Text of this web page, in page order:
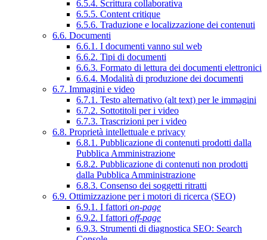
6.5.4. Scrittura collaborativa
6.5.5. Content critique
6.5.6. Traduzione e localizzazione dei contenuti
6.6. Documenti
6.6.1. I documenti vanno sul web
6.6.2. Tipi di documenti
6.6.3. Formato di lettura dei documenti elettronici
6.6.4. Modalità di produzione dei documenti
6.7. Immagini e video
6.7.1. Testo alternativo (alt text) per le immagini
6.7.2. Sottotitoli per i video
6.7.3. Trascrizioni per i video
6.8. Proprietà intellettuale e privacy
6.8.1. Pubblicazione di contenuti prodotti dalla
Pubblica Amministrazione
6.8.2. Pubblicazione di contenuti non prodotti
dalla Pubblica Amministrazione
6.8.3. Consenso dei soggetti ritratti
6.9. Ottimizzazione per i motori di ricerca (SEO)
6.9.1. I fattori on-page
6.9.2. I fattori off-page
6.9.3. Strumenti di diagnostica SEO: Search